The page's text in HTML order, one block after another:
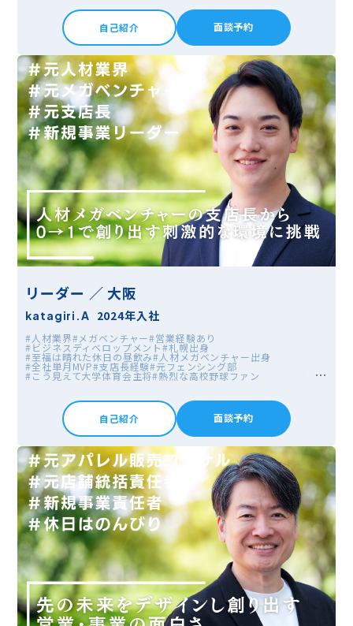
自己紹介 面談予約
リーダー ／ 大阪
katagiri.A 2024年入社
#人材業界#メガベンチャー#営業経験あり
#ビジネスディベロップメント#札幌出身
#至福は晴れた休日の昼飲み#人材メガベンチャー出身
#全社単月MVP#支店長経験#元フェンシング部
#こう見えて大学体育会主将#熱烈な高校野球ファン
自己紹介 面談予約